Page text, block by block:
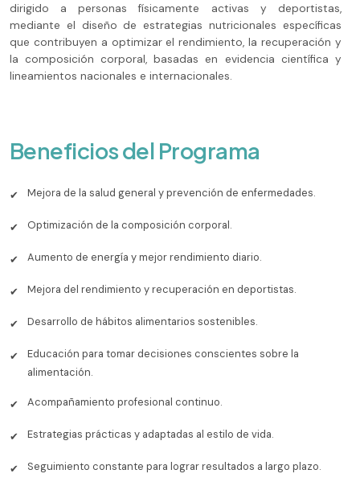
dirigido a personas físicamente activas y deportistas,
mediante el diseño de estrategias nutricionales específicas
que contribuyen a optimizar el rendimiento, la recuperación y
la composición corporal, basadas en evidencia científica y
lineamientos nacionales e internacionales.
Beneficios del Programa
✔ Mejora de la salud general y prevención de enfermedades.
✔ Optimización de la composición corporal.
✔ Aumento de energía y mejor rendimiento diario.
✔ Mejora del rendimiento y recuperación en deportistas.
✔ Desarrollo de hábitos alimentarios sostenibles.
✔
Educación para tomar decisiones conscientes sobre la
alimentación.
✔ Acompañamiento profesional continuo.
✔ Estrategias prácticas y adaptadas al estilo de vida.
✔ Seguimiento constante para lograr resultados a largo plazo.